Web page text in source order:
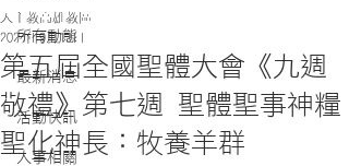
所有動態
最新消息
活動快訊
人事相關
第五屆全國聖體大會《九週
敬禮》第七週 聖體聖事神糧
聖化神長：牧養羊群
天主教高雄教區
2024年9月13日